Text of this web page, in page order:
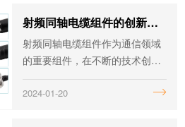
晰，反应也更灵敏，所以我们生
活中的移动通信、多路通信、图
像传输以及国防、安防、医疗等
设备，都使用射频/微波作为传送
手段。
射频同轴电缆组件的创新与应用
射频同轴电缆组件作为通信领域
的重要组件，在不断的技术创新
和应用拓展中发挥着关键作用。
本文将和大家一起探讨它的创新
2024-01-20